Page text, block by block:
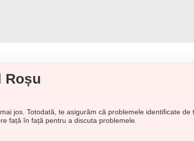
Roșu
jos. Totodată, te asigurăm că problemele identificate de
față în față pentru a discuta problemele.